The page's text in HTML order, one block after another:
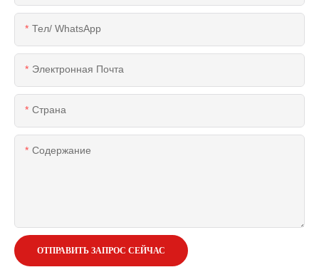
Тел/ WhatsApp
Электронная Почта
Страна
Содержание
ОТПРАВИТЬ ЗАПРОС СЕЙЧАС